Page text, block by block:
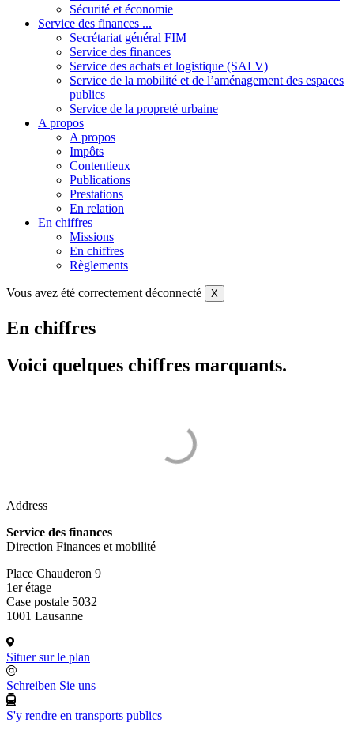
Sécurité et économie
Service des finances ...
Secrétariat général FIM
Service des finances
Service des achats et logistique (SALV)
Service de la mobilité et de l’aménagement des espaces
publics
Service de la propreté urbaine
A propos
A propos
Impôts
Contentieux
Publications
Prestations
En relation
En chiffres
Missions
En chiffres
Règlements
Vous avez été correctement déconnecté X
En chiffres
Voici quelques chiffres marquants.
Address
Service des finances
Direction Finances et mobilité
Place Chauderon 9
1er étage
Case postale 5032
1001 Lausanne
Situer sur le plan
Schreiben Sie uns
S'y rendre en transports publics